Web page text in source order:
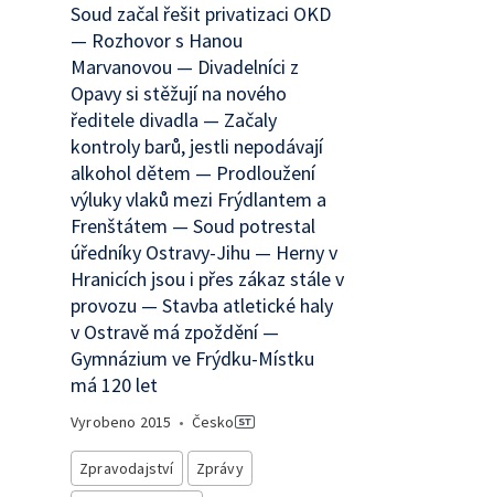
Soud začal řešit privatizaci OKD
— Rozhovor s Hanou
Marvanovou — Divadelníci z
Opavy si stěžují na nového
ředitele divadla — Začaly
kontroly barů, jestli nepodávají
alkohol dětem — Prodloužení
výluky vlaků mezi Frýdlantem a
Frenštátem — Soud potrestal
úředníky Ostravy-Jihu — Herny v
Hranicích jsou i přes zákaz stále v
provozu — Stavba atletické haly
v Ostravě má zpoždění —
Gymnázium ve Frýdku-Místku
má 120 let
Vyrobeno 2015 • Česko
Zpravodajství
Zprávy